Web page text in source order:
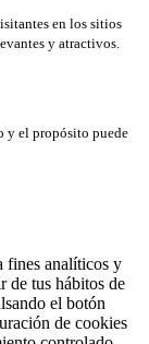
en los sitios
y atractivos.
y el propósito puede
fines analíticos y
de tus hábitos de
el botón
de cookies